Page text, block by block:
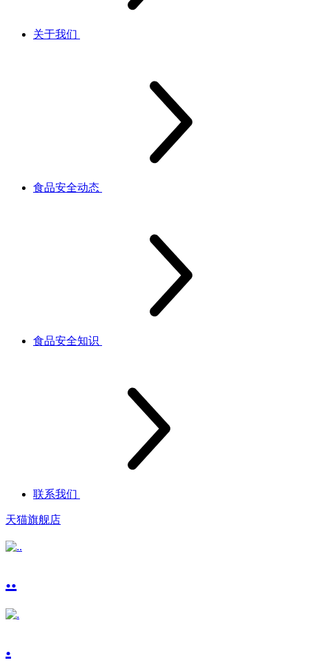
关于我们
食品安全动态
食品安全知识
联系我们
天猫旗舰店
..
.